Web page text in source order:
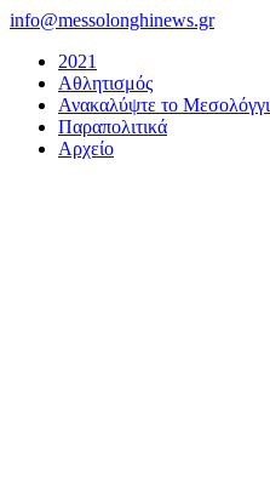
Μετάβαση
περιεχόμενο
info@messolonghinews.gr
2021
Αθλητισμός
Ανακαλύψτε το Μεσολόγγι
Παραπολιτικά
Αρχείο